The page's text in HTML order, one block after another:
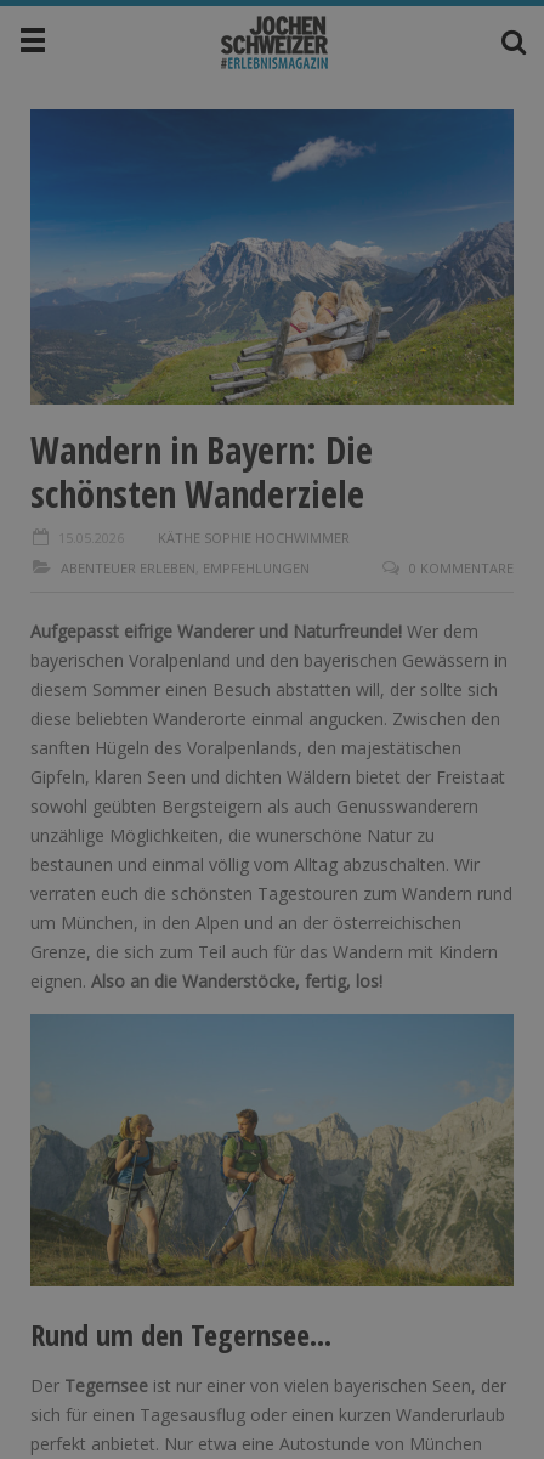
Wandern in Bayern: Die
schönsten Wanderziele
15.05.2026
KÄTHE SOPHIE HOCHWIMMER
ABENTEUER ERLEBEN EMPFEHLUNGEN 0 KOMMENTARE
Aufgepasst eifrige Wanderer und Naturfreunde! Wer dem
bayerischen Voralpenland und den bayerischen Gewässern in
diesem Sommer einen Besuch abstatten will, der sollte sich
diese beliebten Wanderorte einmal angucken. Zwischen den
sanften Hügeln des Voralpenlands, den majestätischen
Gipfeln, klaren Seen und dichten Wäldern bietet der Freistaat
sowohl geübten Bergsteigern als auch Genusswanderern
unzählige Möglichkeiten, die wunerschöne Natur zu
bestaunen und einmal völlig vom Alltag abzuschalten. Wir
verraten euch die schönsten Tagestouren zum Wandern rund
um München, in den Alpen und an der österreichischen
Grenze, die sich zum Teil auch für das Wandern mit Kindern
eignen. Also an die Wanderstöcke, fertig, los!
Rund um den Tegernsee…
Der Tegernsee ist nur einer von vielen bayerischen Seen, der
sich für einen Tagesausflug oder einen kurzen Wanderurlaub
perfekt anbietet. Nur etwa eine Autostunde von München